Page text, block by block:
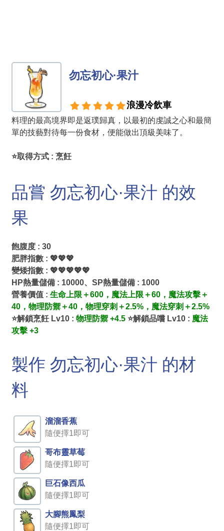
勿忘初心·果汁
浪漫冷飲車
料理的最高境界即是返璞歸真，以最初的虔誠之心和最簡
單的技藝對待每一份食材，便能做出頂級美味了。
⭐取得方式 : 烹飪
品嘗 勿忘初心·果汁 的效
果
飽腹度 : 30
肥胖指數 : 💖💖💖
變矮指數 : 💖💖💖💖💖
HP熱量儲備 : 10000、SP熱量儲備 : 1000
營養價值 : 生命上限＋600，魔法上限＋60，魔法攻擊＋
40，物理防禦＋40，物理穿刺＋2.5%，魔法穿刺＋2.5%
⭐解鎖烹飪 Lv10 : 物理防禦 +4.5 ⭐解鎖品嚐 Lv10 : 魔法
攻擊 +3
製作 勿忘初心·果汁 的材
料
溜溜香蕉
隨便擇1即可
哥布靈草莓
隨便擇1即可
巨石像西瓜
隨便擇1即可
大腳熊鳳梨
隨便擇1即可